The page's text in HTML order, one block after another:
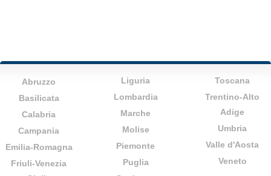
Abruzzo
Basilicata
Calabria
Campania
Emilia-Romagna
Friuli-Venezia
Liguria
Lombardia
Marche
Molise
Piemonte
Puglia
Toscana
Trentino-Alto
Adige
Umbria
Valle d'Aosta
Veneto